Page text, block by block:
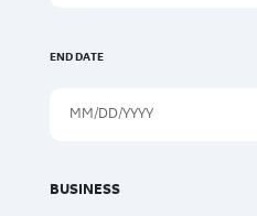
END DATE
BUSINESS